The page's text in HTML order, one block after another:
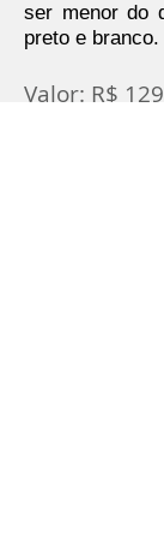
ser menor do
preto e branco.
Valor: R$